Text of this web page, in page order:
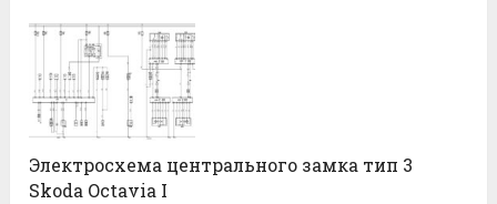
Электросхема центрального замка тип 3
Skoda Octavia I